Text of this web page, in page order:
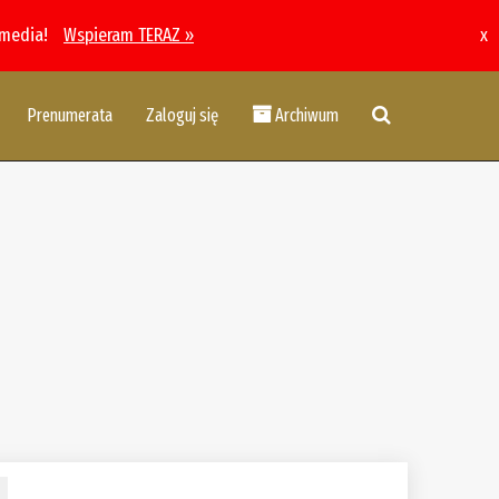
Wspieram TERAZ » x
Prenumerata Zaloguj się Archiwum